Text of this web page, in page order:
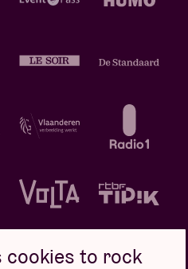
cookies to rock